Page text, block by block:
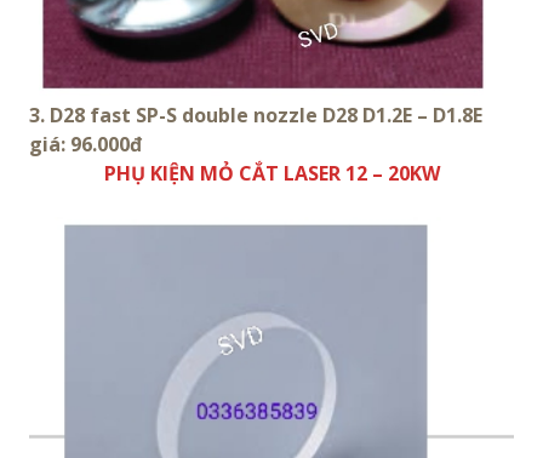
3. D28 fast SP-S double nozzle D28 D1.2E – D1.8E
giá: 96.000đ
PHỤ KIỆN MỎ CẮT LASER 12 – 20KW